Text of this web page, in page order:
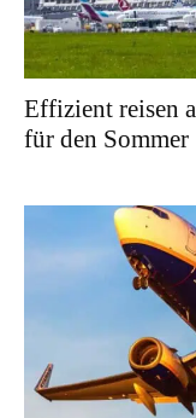
Effizient reisen
für den Sommer